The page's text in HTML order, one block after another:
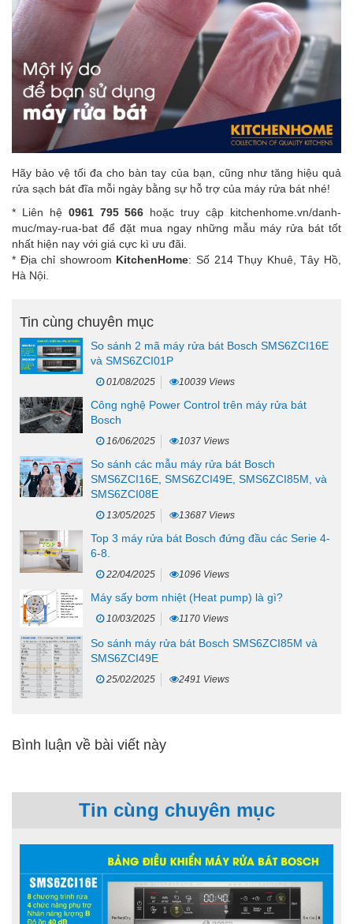
Hãy bảo vệ tối đa cho bàn tay của bạn, cũng như tăng hiệu quả
rửa sạch bát đĩa mỗi ngày bằng sự hỗ trợ của máy rửa bát nhé!
* Liên hệ 0961 795 566 hoặc truy cập kitchenhome.vn/danh-
muc/may-rua-bat để đặt mua ngay những mẫu máy rửa bát tốt
nhất hiện nay với giá cực kì ưu đãi.
* Địa chỉ showroom KitchenHome: Số 214 Thụy Khuê, Tây Hồ,
Hà Nội.
Tin cùng chuyên mục
So sánh 2 mã máy rửa bát Bosch SMS6ZCI16E
và SMS6ZCI01P
01/08/2025 10039 Views
Công nghệ Power Control trên máy rửa bát
Bosch
16/06/2025 1037 Views
So sánh các mẫu máy rửa bát Bosch
SMS6ZCI16E, SMS6ZCI49E, SMS6ZCI85M, và
SMS6ZCI08E
13/05/2025 13687 Views
Top 3 máy rửa bát Bosch đứng đầu các Serie 4-
6-8.
22/04/2025 1096 Views
Máy sấy bơm nhiệt (Heat pump) là gì?
10/03/2025 1170 Views
So sánh máy rửa bát Bosch SMS6ZCI85M và
SMS6ZCI49E
25/02/2025 2491 Views
Bình luận về bài viết này
Tin cùng chuyên mục